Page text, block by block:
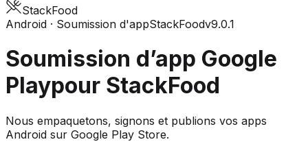
StackFood
Android · Soumission d'appStackFoodv9.0.1
Soumission d’app Google
Playpour StackFood
Nous empaquetons, signons et publions vos apps
Android sur Google Play Store.